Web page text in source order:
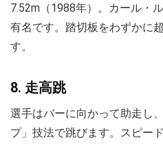
7.52m（1988年）。カール・
有名です。踏切板をわずかに
す。
8. 走高跳
選手はバーに向かって助走し
プ」技法で跳びます。スピー